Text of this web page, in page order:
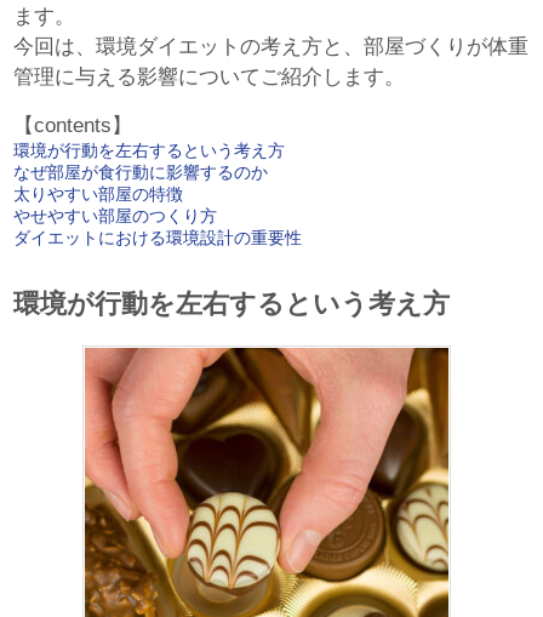
ます。
今回は、環境ダイエットの考え方と、部屋づくりが体重
管理に与える影響についてご紹介します。
【contents】
環境が行動を左右するという考え方
なぜ部屋が食行動に影響するのか
太りやすい部屋の特徴
やせやすい部屋のつくり方
ダイエットにおける環境設計の重要性
環境が行動を左右するという考え方